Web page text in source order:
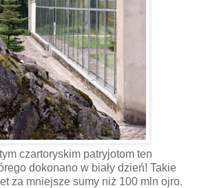
czartoryskim patryjotom ten
dokonano w biały dzień! Takie
za mniejsze sumy niż 100 mln ojro.